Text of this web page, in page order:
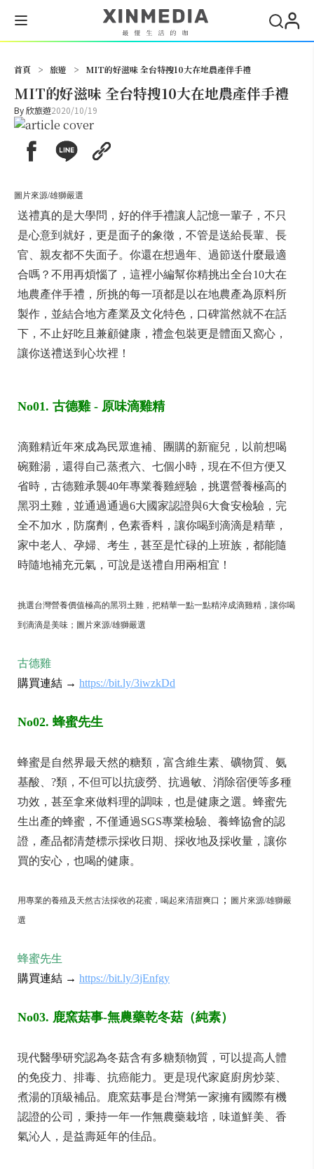
首頁 > 旅遊 > MIT的好滋味 全台特搜10大在地農產伴手禮
MIT的好滋味 全台特搜10大在地農產伴手禮
By欣旅遊2020/10/19
圖片來源/雄獅嚴選
送禮真的是大學問，好的伴手禮讓人記憶一輩子，不只
是心意到就好，更是面子的象徵，不管是送給長輩、長
官、親友都不失面子。你還在想過年、過節送什麼最適
合嗎？不用再煩惱了，這裡小編幫你精挑出全台10大在
地農產伴手禮，所挑的每一項都是以在地農產為原料所
製作，並結合地方產業及文化特色，口碑當然就不在話
下，不止好吃且兼顧健康，禮盒包裝更是體面又窩心，
讓你送禮送到心坎裡！
No01. 古德雞 - 原味滴雞精
滴雞精近年來成為民眾進補、團購的新寵兒，以前想喝
碗雞湯，還得自己蒸煮六、七個小時，現在不但方便又
省時，古德雞承襲40年專業養雞經驗，挑選營養極高的
黑羽土雞，並通過通過6大國家認證與6大食安檢驗，完
全不加水，防腐劑，色素香料，讓你喝到滴滴是精華，
家中老人、孕婦、考生，甚至是忙碌的上班族，都能隨
時隨地補充元氣，可說是送禮自用兩相宜！
挑選台灣營養價值極高的黑羽土雞，把精華一點一點精淬成滴雞精，讓你喝
到滴滴是美味； 圖片來源/雄獅嚴選
古德雞
購買連結 → https://bit.ly/3iwzkDd
No02. 蜂蜜先生
蜂蜜是自然界最天然的糖類，富含維生素、礦物質、氨
基酸、?類，不但可以抗疲勞、抗過敏、消除宿便等多種
功效，甚至拿來做料理的調味，也是健康之選。蜂蜜先
生出產的蜂蜜，不僅通過SGS專業檢驗、養蜂協會的認
證，產品都清楚標示採收日期、採收地及採收量，讓你
買的安心，也喝的健康。
用專業的養殖及天然古法採收的花蜜，喝起來清甜爽口 ；
圖片來源/雄獅嚴
選
蜂蜜先生
購買連結 → https://bit.ly/3jEnfgy
No03. 鹿窯菇事-無農藥乾冬菇（純素）
現代醫學研究認為冬菇含有多糖類物質，可以提高人體
的免疫力、排毒、抗癌能力。更是現代家庭廚房炒菜、
煮湯的頂級補品。鹿窯菇事是台灣第一家擁有國際有機
認證的公司，秉持一年一作無農藥栽培，味道鮮美、香
氣沁人，是益壽延年的佳品。